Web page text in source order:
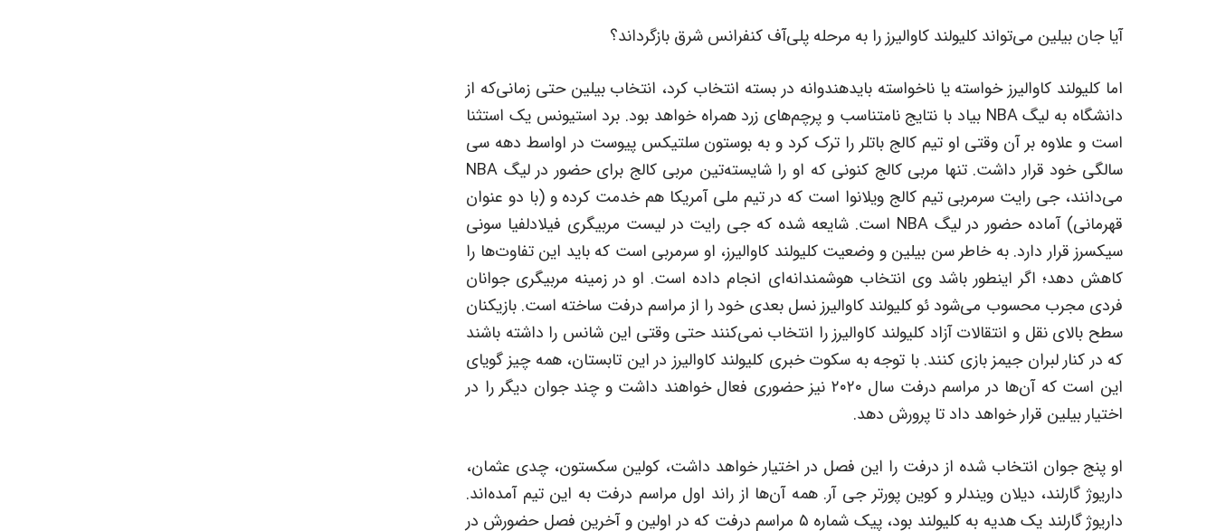
آیا جان بیلین می‌تواند کلیولند کاوالیرز را به مرحله پلی‌آف کنفرانس شرق بازگرداند؟
اما کلیولند کاوالیرز خواسته یا ناخواسته بایدهندوانه در بسته انتخاب کرد، انتخاب بیلین حتی زمانی‌که از
دانشگاه به لیگ NBA بیاد با نتایج نامتناسب و پرچم‌های زرد همراه خواهد بود. برد استیونس یک استثنا
است و علاوه بر آن وقتی او تیم کالج باتلر را ترک کرد و به بوستون سلتیکس پیوست در اواسط دهه سی
سالگی خود قرار داشت. تنها مربی کالج کنونی که او را شایسته‌تین مربی کالج برای حضور در لیگ NBA
می‌دانند، جی رایت سرمربی تیم کالج ویلانوا است که در تیم ملی آمریکا هم خدمت کرده و (با دو عنوان
قهرمانی) آماده حضور در لیگ NBA است. شایعه شده که جی رایت در لیست مربیگری فیلادلفیا سونی
سیکسرز قرار دارد. به خاطر سن بیلین و وضعیت کلیولند کاوالیرز، او سرمربی است که باید این تفاوت‌ها را
کاهش دهد؛ اگر اینطور باشد وی انتخاب هوشمندانه‌ای انجام داده است. او در زمینه مربیگری جوانان
فردی مجرب محسوب می‌شود ئو کلیولند کاوالیرز نسل بعدی خود را از مراسم درفت ساخته است. بازیکنان
سطح بالای نقل و انتقالات آزاد کلیولند کاوالیرز را انتخاب نمی‌کنند حتی وقتی این شانس را داشته باشند
که در کنار لبران جیمز بازی کنند. با توجه به سکوت خبری کلیولند کاوالیرز در این تابستان، همه چیز گویای
این است که آن‌ها در مراسم درفت سال ۲۰۲۰ نیز حضوری فعال خواهند داشت و چند جوان دیگر را در
اختیار بیلین قرار خواهد داد تا پرورش دهد.
او پنج جوان انتخاب شده از درفت را این فصل در اختیار خواهد داشت، کولین سکستون، چدی عثمان،
داریوژ گارلند، دیلان ویندلر و کوین پورتر جی آر. همه آن‌ها از راند اول مراسم درفت به این تیم آمده‌اند.
داریوژ گارلند یک هدیه به کلیولند بود، پیک شماره ۵ مراسم درفت که در اولین و آخرین فصل حضورش در